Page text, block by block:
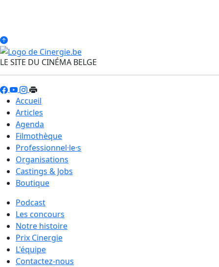
LE SITE DU CINÉMA BELGE
Accueil
Articles
Agenda
Filmothèque
Professionnel·le·s
Organisations
Castings & Jobs
Boutique
Podcast
Les concours
Notre histoire
Prix Cinergie
L'équipe
Contactez-nous